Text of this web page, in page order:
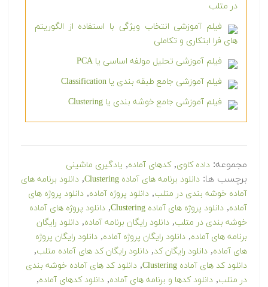
در متلب
فیلم آموزشی انتخاب ویژگی با استفاده از الگوریتم
های فرا ابتکاری و تکاملی
فیلم آموزشی تحلیل مولفه اساسی یا PCA
فیلم آموزشی جامع طبقه بندی یا Classification
فیلم آموزشی جامع خوشه بندی یا Clustering
مجموعه: داده کاوی,کدهای آماده, یادگیری ماشینی
برچسب ها: دانلود برنامه های آماده Clustering , دانلود برنامه های
آماده خوشه بندی در متلب, دانلود پروژه آماده, دانلود پروژه های
آماده, دانلود پروژه های آماده Clustering , دانلود پروژه های آماده
خوشه بندی در متلب, دانلود رایگان برنامه آماده, دانلود رایگان
برنامه های آماده, دانلود رایگان پروژه آماده, دانلود رایگان پروژه
های آماده, دانلود رایگان کد, دانلود رایگان کد های آماده متلب,
دانلود کد های آماده Clustering , دانلود کد های آماده خوشه بندی
در متلب, دانلود کدها و برنامه های آماده, دانلود کدهای آماده,